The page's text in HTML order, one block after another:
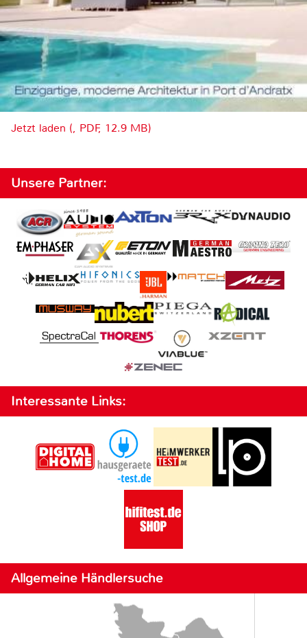
Jetzt laden (, PDF, 12.9 MB)
Unsere Partner:
Interessante Links:
Allgemeine Händlersuche